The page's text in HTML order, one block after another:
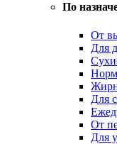
По
От
Для
Для
От
Для